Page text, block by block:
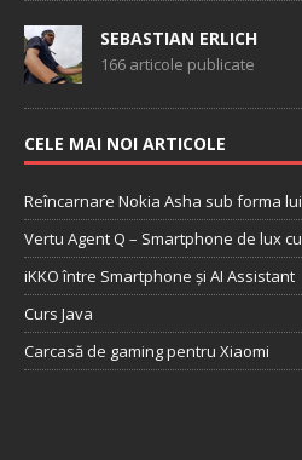
SEBASTIAN ERLICH
166 articole publicate
CELE MAI NOI ARTICOLE
Reîncarnare Nokia Asha sub forma lui
Vertu Agent Q – Smartphone de lux
iKKO între Smartphone și AI Assistant
Curs Java
Carcasă de gaming pentru Xiaomi